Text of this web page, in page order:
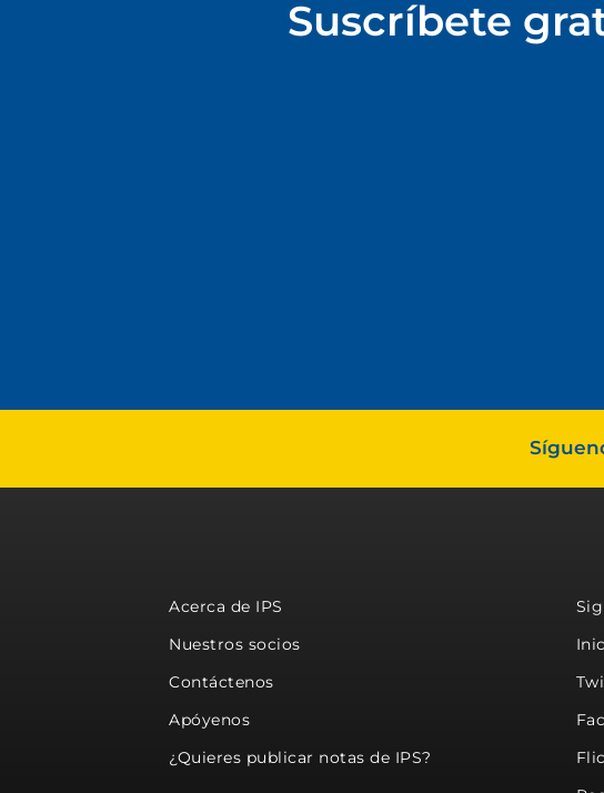
Suscríbete
Acerca de IPS
Nuestros socios
Contáctenos
Apóyenos
¿Quieres publicar notas de IPS?